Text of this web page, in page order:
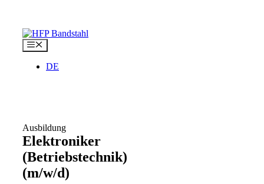
springen
Menü
DE
Ausbildung
Elektroniker
(Betriebstechnik)
(m/w/d)